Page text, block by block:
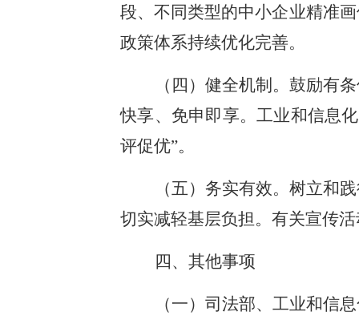
段、不同类型的中小企业精准
政策体系持续优化完善。
（四）健全机制。鼓励有
快享、免申即享。工业和信息
评促优”。
（五）务实有效。树立和
切实减轻基层负担。有关宣传
四、其他事项
（一）司法部、工业和信